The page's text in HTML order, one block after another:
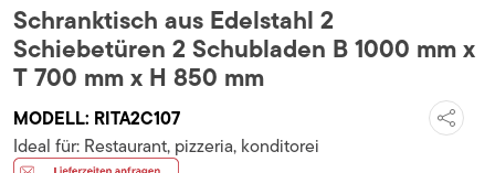
Schranktisch aus Edelstahl 2
Schiebetüren 2 Schubladen B 1000 mm x
T 700 mm x H 850 mm
MODELL: RITA2C107
Ideal für: Restaurant, pizzeria, konditorei